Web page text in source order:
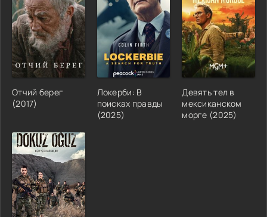
Отчий берег
(2017)
Локерби: В
поисках правды
(2025)
Девять тел в
мексиканском
морге (2025)